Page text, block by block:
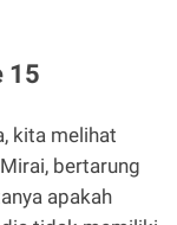
15
kita melihat
bertarung
apakah